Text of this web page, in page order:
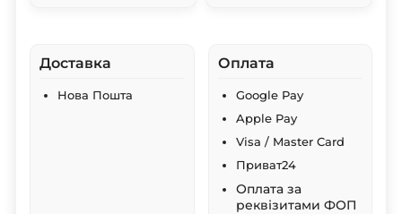
Доставка
Нова Пошта
Оплата
Google Pay
Apple Pay
Visa / Master Card
Приват24
Оплата за
реквізитами ФОП